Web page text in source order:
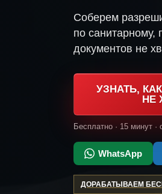
Соберем
по санитарному,
документов не
УЗНАТЬ,
НЕ
Бесплатно · 15 минут
WhatsApp
ДОРАБАТЫВАЕМ